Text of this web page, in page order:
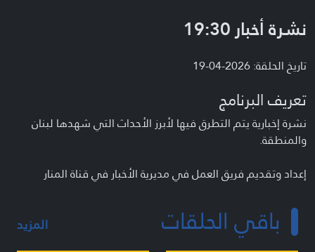
نشرة أخبار 19:30
تاريخ الحلقة: 2026-04-19
تعريف البرنامج
نشرة إخبارية يتم التطرق فيها لأبرز الأحداث التي شهدها لبنان
والمنطقة.
إعداد وتقديم فريق العمل في مديرية الأخبار في قناة المنار
باقي الحلقات المزيد